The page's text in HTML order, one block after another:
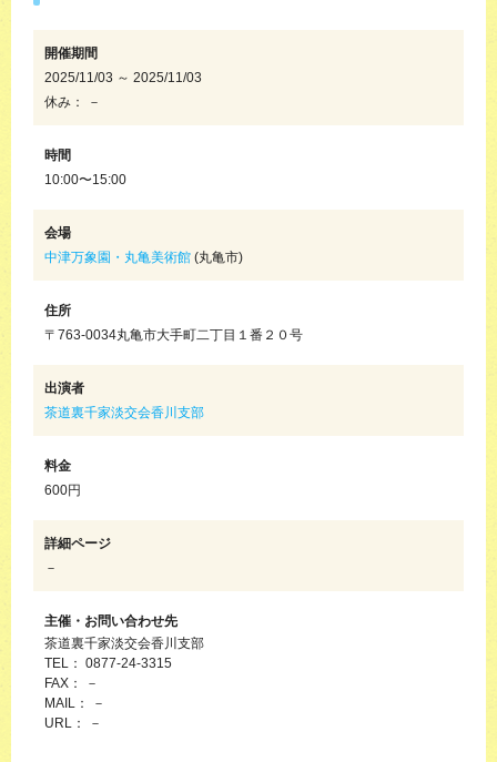
開催期間
2025/11/03 ～ 2025/11/03
休み： －
時間
10:00〜15:00
会場
中津万象園・丸亀美術館 (丸亀市)
住所
〒763-0034丸亀市大手町二丁目１番２０号
出演者
茶道裏千家淡交会香川支部
料金
600円
詳細ページ
－
主催・お問い合わせ先
茶道裏千家淡交会香川支部
TEL： 0877-24-3315
FAX： －
MAIL： －
URL： －